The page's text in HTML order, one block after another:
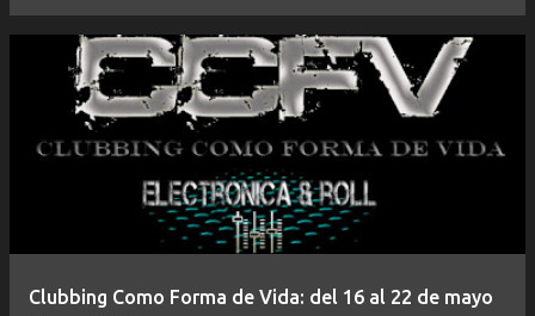
Clubbing Como Forma de Vida: del 16 al 22 de mayo